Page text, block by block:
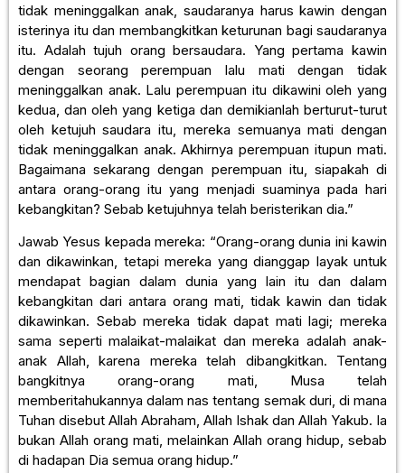
tidak meninggalkan anak, saudaranya harus kawin dengan
isterinya itu dan membangkitkan keturunan bagi saudaranya
itu. Adalah tujuh orang bersaudara. Yang pertama kawin
dengan seorang perempuan lalu mati dengan tidak
meninggalkan anak. Lalu perempuan itu dikawini oleh yang
kedua, dan oleh yang ketiga dan demikianlah berturut-turut
oleh ketujuh saudara itu, mereka semuanya mati dengan
tidak meninggalkan anak. Akhirnya perempuan itupun mati.
Bagaimana sekarang dengan perempuan itu, siapakah di
antara orang-orang itu yang menjadi suaminya pada hari
kebangkitan? Sebab ketujuhnya telah beristerikan dia.”
Jawab Yesus kepada mereka: “Orang-orang dunia ini kawin
dan dikawinkan, tetapi mereka yang dianggap layak untuk
mendapat bagian dalam dunia yang lain itu dan dalam
kebangkitan dari antara orang mati, tidak kawin dan tidak
dikawinkan. Sebab mereka tidak dapat mati lagi; mereka
sama seperti malaikat-malaikat dan mereka adalah anak-
anak Allah, karena mereka telah dibangkitkan. Tentang
bangkitnya orang-orang mati, Musa telah
memberitahukannya dalam nas tentang semak duri, di mana
Tuhan disebut Allah Abraham, Allah Ishak dan Allah Yakub. Ia
bukan Allah orang mati, melainkan Allah orang hidup, sebab
di hadapan Dia semua orang hidup.”